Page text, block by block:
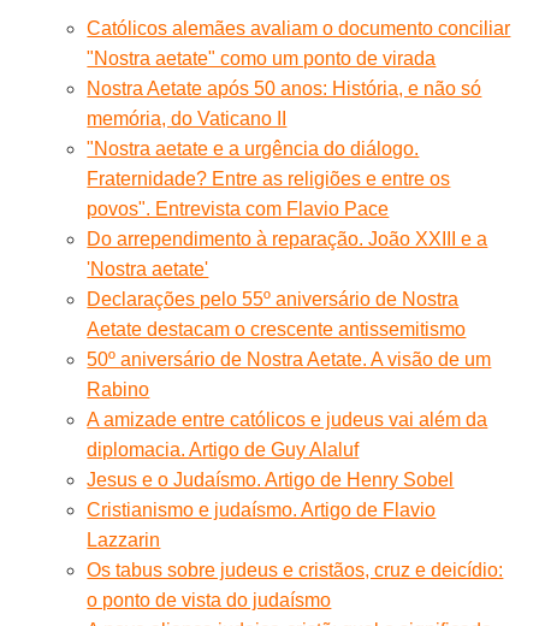
Católicos alemães avaliam o documento conciliar
"Nostra aetate" como um ponto de virada
Nostra Aetate após 50 anos: História, e não só
memória, do Vaticano II
"Nostra aetate e a urgência do diálogo.
Fraternidade? Entre as religiões e entre os
povos". Entrevista com Flavio Pace
Do arrependimento à reparação. João XXIII e a
'Nostra aetate'
Declarações pelo 55º aniversário de Nostra
Aetate destacam o crescente antissemitismo
50º aniversário de Nostra Aetate. A visão de um
Rabino
A amizade entre católicos e judeus vai além da
diplomacia. Artigo de Guy Alaluf
Jesus e o Judaísmo. Artigo de Henry Sobel
Cristianismo e judaísmo. Artigo de Flavio
Lazzarin
Os tabus sobre judeus e cristãos, cruz e deicídio:
o ponto de vista do judaísmo